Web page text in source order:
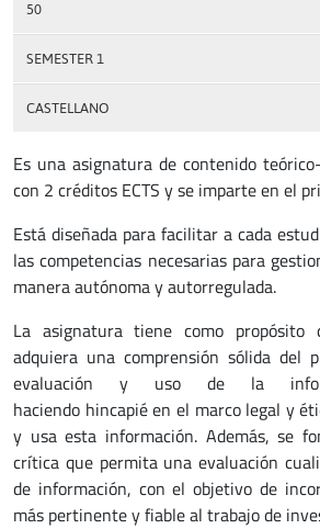
50
SEMESTER 1
CASTELLANO
Es una asignatura de contenido
con 2 créditos ECTS y se imparte en el
Está diseñada para facilitar a cada
las competencias necesarias para
manera autónoma y autorregulada.
La asignatura tiene como propósito
adquiera una comprensión sólida del
evaluación y uso de la
haciendo hincapié en el marco legal y
y usa esta información. Además, se
crítica que permita una evaluación
de información, con el objetivo de
más pertinente y fiable al trabajo de